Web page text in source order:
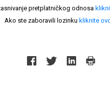
pretplatničkog odnosa
Ako ste zaboravili lozinku kliknite